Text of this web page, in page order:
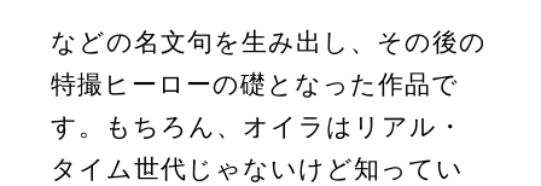
などの名文句を生み出し、その後の
特撮ヒーローの礎となった作品で
す。もちろん、オイラはリアル・
タイム世代じゃないけど知ってい